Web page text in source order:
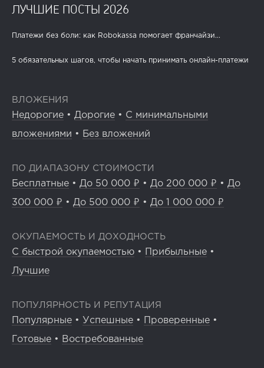
ЛУЧШИЕ ПОСТЫ 2026
Платежи без боли: как Robokassa помогает франчайзи...
5 обязательных шагов, чтобы начать принимать онлайн-платежи
ВЛОЖЕНИЯ
Недорогие • Дорогие • С минимальными
вложениями • Без вложений
ПО ДИАПАЗОНУ СТОИМОСТИ
Бесплатные • До 50 000 ₽ • До 200 000 ₽ • До
300 000 ₽ • До 500 000 ₽ • До 1 000 000 ₽
ОКУПАЕМОСТЬ И ДОХОДНОСТЬ
С быстрой окупаемостью • Прибыльные •
Лучшие
ПОПУЛЯРНОСТЬ И РЕПУТАЦИЯ
Популярные • Успешные • Проверенные •
Готовые • Востребованные